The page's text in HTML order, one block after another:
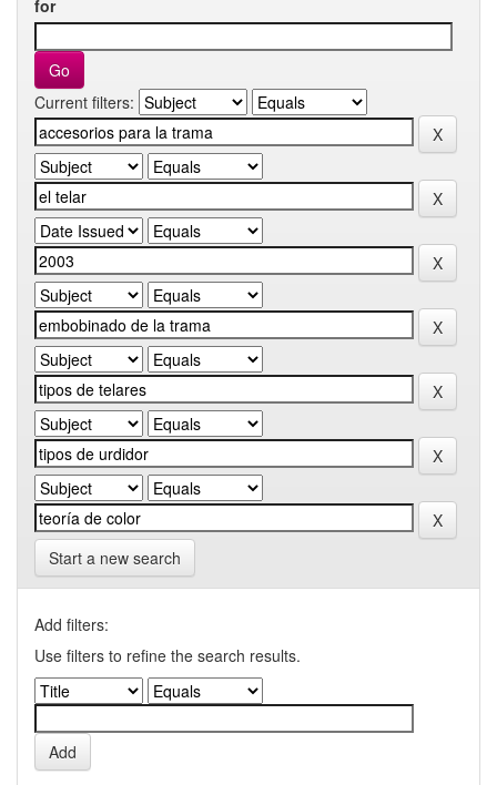
for
Current filters:
Start a new search
Add filters:
Use filters to refine the search results.